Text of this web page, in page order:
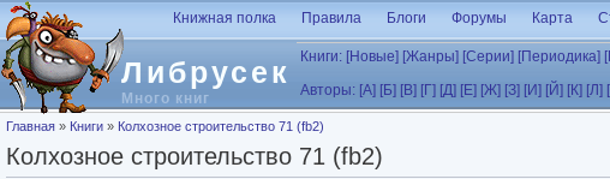
Перейти к основному содержанию
Либрусек
Много книг
Книжная полка Правила Блоги Форумы Карта
Книги: [Новые] [Жанры] [Серии] [Периодика]
Авторы: [А] [Б] [В] [Г] [Д] [Е] [Ж] [З] [И] [Й] [К] [Л]
Вы здесь
Главная » Книги » Колхозное строительство 71 (fb2)
Колхозное строительство 71 (fb2)